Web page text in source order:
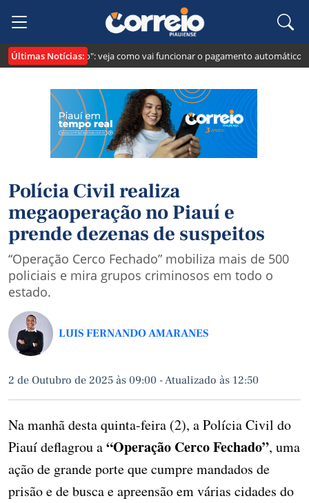
Últimas Notícias:
cria o "Pix Pensão": veja como vai funcionar o pagamento automático da
Polícia Civil realiza
megaoperação no Piauí e
prende dezenas de suspeitos
“Operação Cerco Fechado” mobiliza mais de 500
policiais e mira grupos criminosos em todo o
estado.
LUIS FERNANDO AMARANES
2 de Outubro de 2025 às 09:00 -Atualizado às 12:50
Na manhã desta quinta-feira (2), a Polícia Civil do
Piauí deflagrou a“Operação Cerco Fechado”, uma
ação de grande porte que cumpre mandados de
prisão e de busca e apreensão em várias cidades do